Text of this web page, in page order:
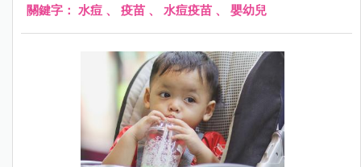
關鍵字： 水痘 、 疫苗 、 水痘疫苗 、 嬰幼兒